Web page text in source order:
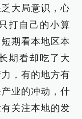
大局意识，心
打自己的小算
期看本地区本
期看却吃了大
，有的地方有
业的冲动，什
关注本地的发